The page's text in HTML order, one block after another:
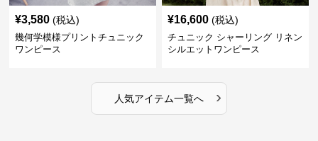
¥3,580 (税込)
幾何学模様プリントチュニック
ワンピース
¥16,600 (税込)
チュニック シャーリング リネン
シルエットワンピース
人気アイテム一覧へ ›